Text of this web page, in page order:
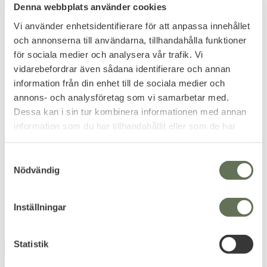
Denna webbplats använder cookies
Vi använder enhetsidentifierare för att anpassa innehållet
och annonserna till användarna, tillhandahålla funktioner
för sociala medier och analysera vår trafik. Vi
vidarebefordrar även sådana identifierare och annan
information från din enhet till de sociala medier och
annons- och analysföretag som vi samarbetar med.
Dessa kan i sin tur kombinera informationen med annan
information som du har tillhandahållit eller som de har
Nödvändig
Inställningar
Statistik
Add to favorites
Tactical Foodpack 1 Meal
Ration Echo
FAVORITE
Add to favorites
Tactical Foodpack 1 Meal
Ration Foxtrot
håll din energinivå hög!
FAVORITE